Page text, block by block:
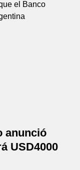
anunció
USD4000